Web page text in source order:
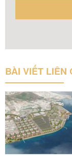
BÀI VIẾT LIÊN